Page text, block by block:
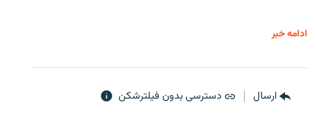
ادامه خبر
ارسال دسترسی بدون فیلترشکن